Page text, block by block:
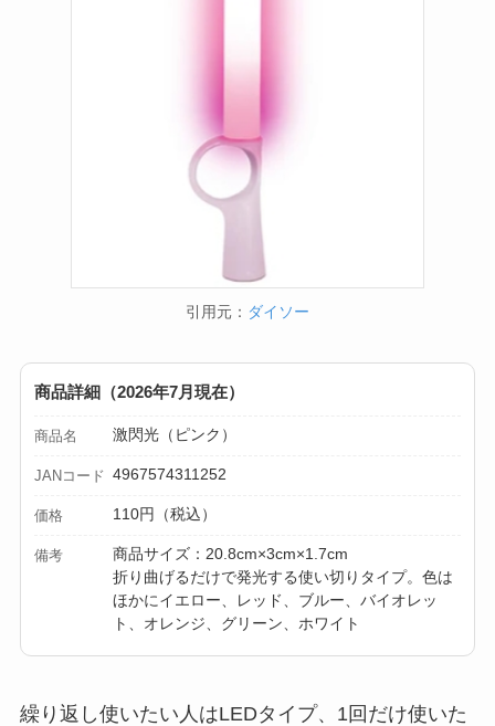
引用元： ダイソー
商品詳細（2026年7月現在）
商品名 激閃光（ピンク）
JANコード 4967574311252
価格 110円（税込）
備考
商品サイズ：20.8cm×3cm×1.7cm
折り曲げるだけで発光する使い切りタイプ。色は
ほかにイエロー、レッド、ブルー、バイオレッ
ト、オレンジ、グリーン、ホワイト
繰り返し使いたい人はLEDタイプ、1回だけ使いた